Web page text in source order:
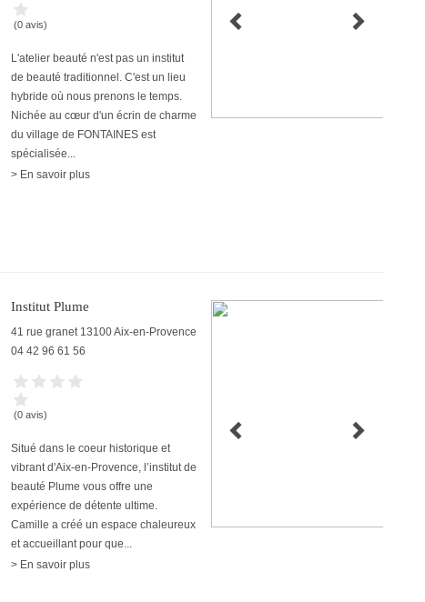
(0 avis)
L'atelier beauté n'est pas un institut
de beauté traditionnel. C'est un lieu
hybride où nous prenons le temps.
Nichée au cœur d'un écrin de charme
du village de FONTAINES est
spécialisée...
> En savoir plus
Institut Plume
41 rue granet 13100Aix-en-Provence
04 42 96 61 56
(0 avis)
Situé dans le coeur historique et
vibrant d'Aix-en-Provence, l’institut de
beauté Plume vous offre une
expérience de détente ultime.
Camille a créé un espace chaleureux
et accueillant pour que...
> En savoir plus